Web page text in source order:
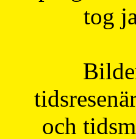
tog
och